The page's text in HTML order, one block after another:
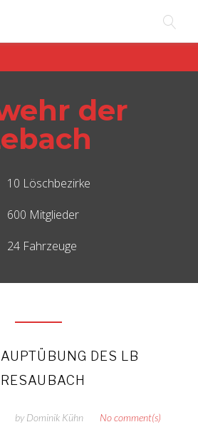
10 Löschbezirke
600 Mitglieder
24 Fahrzeuge
DES LB
byDominik Kühn
No comment(s)